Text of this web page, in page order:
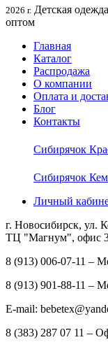
2026 г. Детская
оптом
Главная
Каталог
Распродажа
О компании
Оплата и
Блог
Контакты
Сибирячок
Сибирячок
Личный
г. Новосибирск, ул.
ТЦ "Магнум", офис
8 (913) 006-07-11 –
8 (913) 901-88-11 –
E-mail:
8 (383) 287 07 11 –